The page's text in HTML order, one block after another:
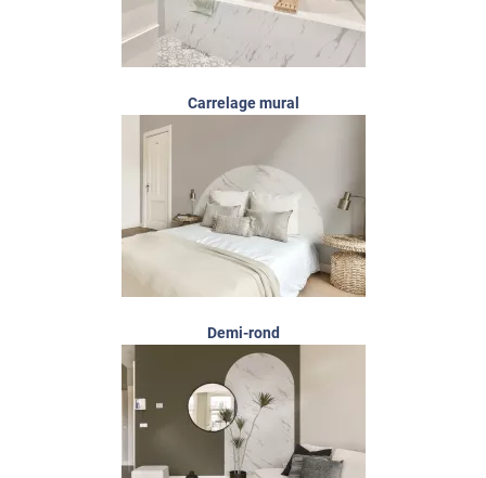
Carrelage mural
Demi-rond